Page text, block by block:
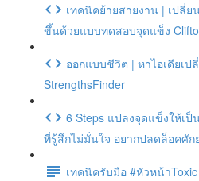
เทคนิคย้ายสายงาน | เปลี่
ขึ้นด้วยแบบทดสอบจุดแข็ง
ออกแบบชีวิต | หาไอเดียเป
StrengthsFinder
6 Steps แปลงจุดแข็งให้เ
ที่รู้สึกไม่มั่นใจ อยากปลดล็อคศัก
เทคนิครับมือ #หัวหน้า